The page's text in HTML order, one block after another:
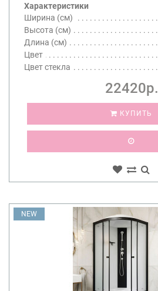
Характеристики
Ширина (см)
Высота (см)
Длина (см)
Цвет
Цвет стекла
22420р.
КУПИТЬ
NEW